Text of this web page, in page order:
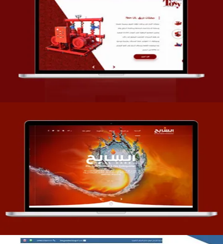
تصميم شركة قمة الأنظمة TOSY
التفاصيل
تصميم موقع السابح للصناعات المعدنية
التفاصيل